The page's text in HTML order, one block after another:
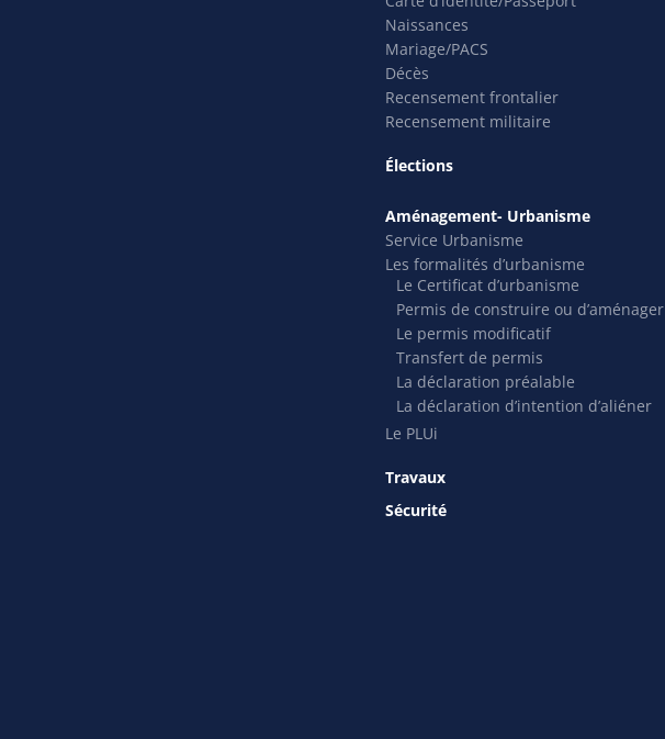
Naissances
Mariage/PACS
Décès
Recensement frontalier
Recensement militaire
Élections
Aménagement- Urbanisme
Service Urbanisme
Les formalités d’urbanisme
Le Certificat d’urbanisme
Permis de construire ou d’aménager
Le permis modificatif
Transfert de permis
La déclaration préalable
La déclaration d’intention d’aliéner
Le PLUi
Travaux
Sécurité